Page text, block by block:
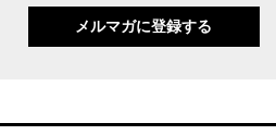
メルマガに登録する